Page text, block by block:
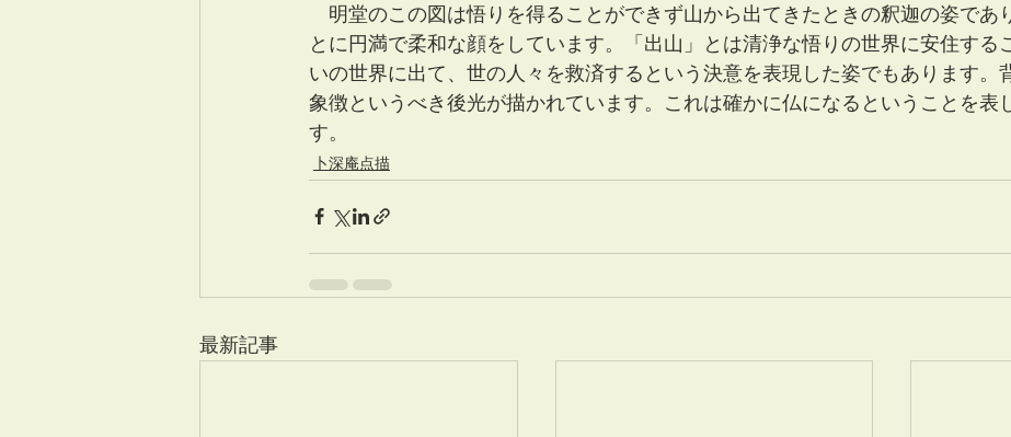
明堂のこの図は悟りを得ることができず山から出てきたときの釈迦の姿であ
とに円満で柔和な顔をしています。「出山」とは清浄な悟りの世界に安住する
いの世界に出て、世の人々を救済するという決意を表現した姿でもあります。
象徴というべき後光が描かれています。これは確かに仏になるということを表
す。
卜深庵点描
最新記事